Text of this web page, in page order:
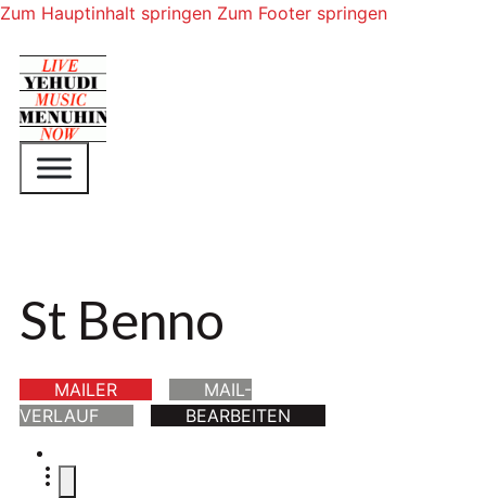
Zum Hauptinhalt springen Zum Footer springen
St Benno
MAILER
MAIL-
VERLAUF
BEARBEITEN